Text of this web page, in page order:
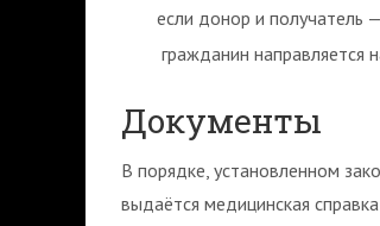
если донор и получатель
гражданин направляется
Документы
В порядке, установленном
выдаётся медицинская